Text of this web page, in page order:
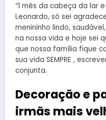
“1 mês da cabeça da lar
Leonardo, só sei
menininho lindo,
na nossa vida e hoje sei
que nossa família fique
sua vida SEMPRE ,
conjunta.
Decoração e
irmãs mais